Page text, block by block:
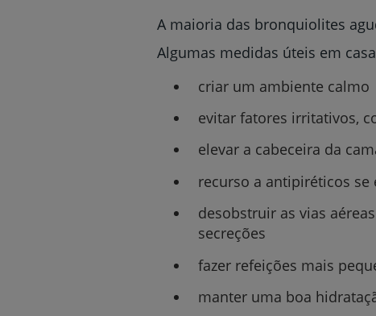
A maioria das bronquiolites
Algumas medidas úteis em
criar um ambiente calmo
evitar fatores irritativos,
elevar a cabeceira da
recurso a antipiréticos
desobstruir as vias
secreções
fazer refeições mais
manter uma boa